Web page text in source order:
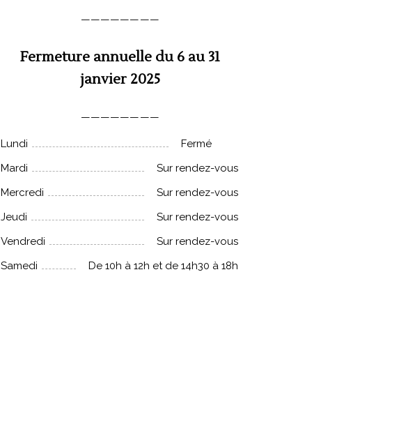
————————
Fermeture annuelle du 6 au 31
janvier 2025
————————
Lundi
Fermé
Mardi
Sur rendez-vous
Mercredi
Sur rendez-vous
Jeudi
Sur rendez-vous
Vendredi
Sur rendez-vous
Samedi
De 10h à 12h et de 14h30 à 18h